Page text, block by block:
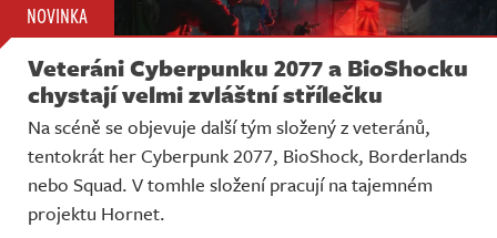
NOVINKA
Veteráni Cyberpunku 2077 a BioShocku
chystají velmi zvláštní střílečku
Na scéně se objevuje další tým složený z veteránů,
tentokrát her Cyberpunk 2077, BioShock, Borderlands
nebo Squad. V tomhle složení pracují na tajemném
projektu Hornet.